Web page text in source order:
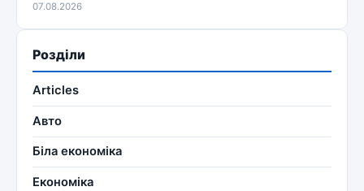
07.08.2026
Розділи
Articles
Авто
Біла економіка
Економіка